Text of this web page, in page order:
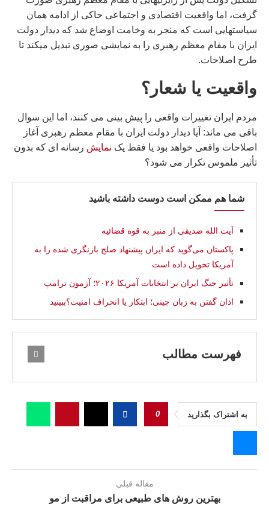
گرفت، اما واقعیت اقتصادی و اجتماعی حاکی از ادامه همان
سیاستهایی است که منجر به وخامت اوضاع شد که دیدار دولت
ایران با مقام معظم رهبری را به نمایشی صوری تبدیل میکند تا
طرح اصلاحات.
واقعیت یا شعار؟
مردم ایران تغییرات واقعی را پیش بینی می کنند، اما این سوال
باقی می ماند: آیا دیدار دولت ایران با مقام معظم رهبری آغاز
اصلاحات واقعی خواهد بود یا فقط یک نمایش رسانه ای که بدون
تأثیر ملموس تکرار می شود؟
شما هم ممکن است دوست داشته باشید
آیت الله صدیقی از منبر به قوه قضائیه
پاکستان می‌گوید که ایران پیشنهاد صلح بازنگری شده را به
آمریکا تحویل داده است
تأثیر جنگ ایران بر انتخابات آمریکا ۲۰۲۶؛ آزمون ترامپ
اذان گفتن به زبان چینی؛ ابتکار یا انحراف امنيت؟ببینید
فهرست مطالب
به اشتراک بگذارید 0
مقاله قبلی
بهترین روش های طبیعی برای مراقبت از مو